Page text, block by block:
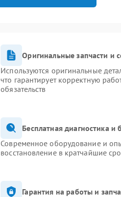
Оригинальные запчасти и
Используются оригинальные
что гарантирует корректную
обязательств
Бесплатная диагностика
Современное оборудование и
восстановление в кратчайшие
Гарантия на работы и